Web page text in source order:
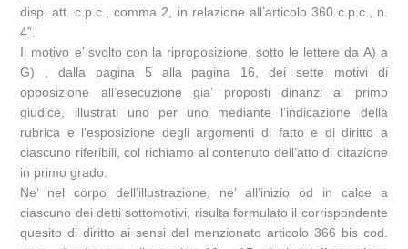
disp. att. c.p.c., comma 2, in relazione all’articolo 360 c.p.c., n.
4”.
Il motivo e’ svolto con la riproposizione, sotto le lettere da A) a
G) , dalla pagina 5 alla pagina 16, dei sette motivi di
opposizione all’esecuzione gia’ proposti dinanzi al primo
giudice, illustrati uno per uno mediante l’indicazione della
rubrica e l’esposizione degli argomenti di fatto e di diritto a
ciascuno riferibili, col richiamo al contenuto dell’atto di citazione
in primo grado.
Ne’ nel corpo dell’illustrazione, ne’ all’inizio od in calce a
ciascuno dei detti sottomotivi, risulta formulato il corrispondente
quesito di diritto ai sensi del menzionato articolo 366 bis cod.